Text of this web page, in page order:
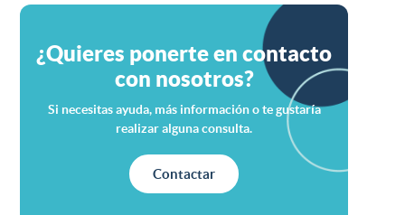
¿Quieres ponerte en contacto
con nosotros?
Si necesitas ayuda, más información o te gustaría
realizar alguna consulta.
Contactar